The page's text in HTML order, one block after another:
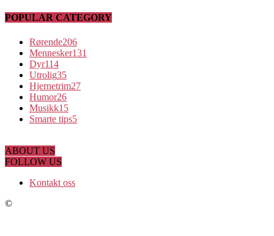
POPULAR CATEGORY
Rørende206
Mennesker131
Dyr114
Utrolig35
Hjernetrim27
Humor26
Musikk15
Smarte tips5
ABOUT US
FOLLOW US
Kontakt oss
©